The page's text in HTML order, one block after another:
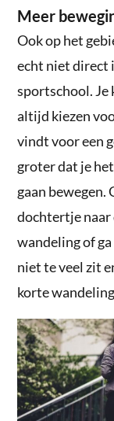
Meer
Ook op het
echt niet direct
sportschool.
altijd kiezen
vindt voor een
groter dat je
gaan bewegen.
dochtertje naar
wandeling of
niet te veel zit
korte